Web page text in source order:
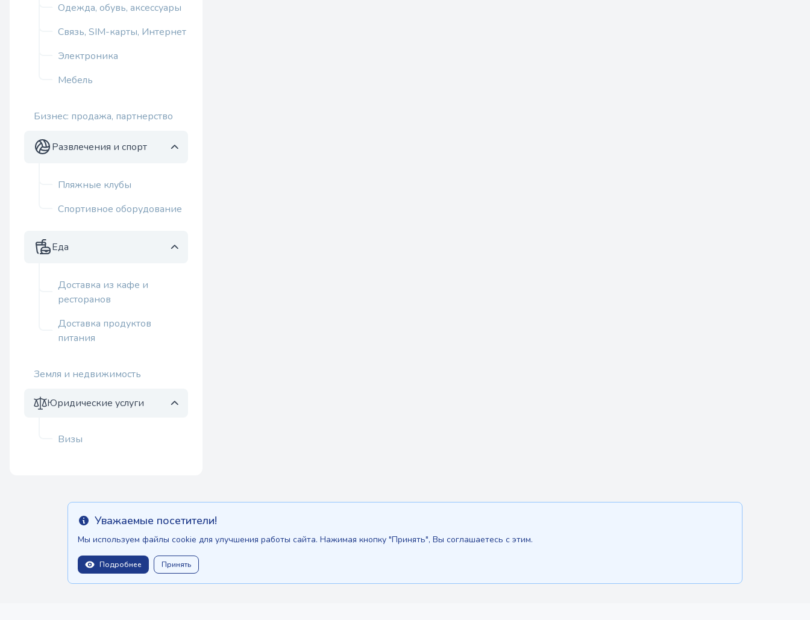
Одежда, обувь, аксессуары
Связь, SIM-карты, Интернет
Электроника
Мебель
Бизнес: продажа, партнерство
Развлечения и спорт
Пляжные клубы
Спортивное оборудование
Еда
Доставка из кафе и
ресторанов
Доставка продуктов
питания
Земля и недвижимость
Юридические услуги
Визы
Info Уважаемые посетители!
Мы используем файлы cookie для улучшения работы сайта. Нажимая кнопку "Принять", Вы соглашаетесь с этим.
Подробнее Принять